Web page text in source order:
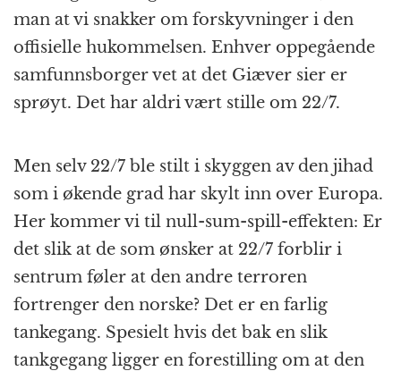
man at vi snakker om forskyvninger i den
offisielle hukommelsen. Enhver oppegående
samfunnsborger vet at det Giæver sier er
sprøyt. Det har aldri vært stille om 22/7.
Men selv 22/7 ble stilt i skyggen av den jihad
som i økende grad har skylt inn over Europa.
Her kommer vi til null-sum-spill-effekten: Er
det slik at de som ønsker at 22/7 forblir i
sentrum føler at den andre terroren
fortrenger den norske? Det er en farlig
tankegang. Spesielt hvis det bak en slik
tankgegang ligger en forestilling om at den